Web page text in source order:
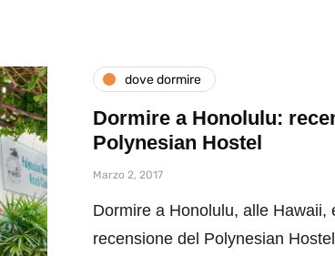
dove dormire
Dormire a Honolulu:
Polynesian Hostel
Marzo 2, 2017
Dormire a Honolulu, alle Hawaii,
recensione del Polynesian